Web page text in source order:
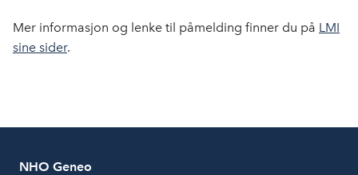
Mer informasjon og lenke til påmelding finner du på LMI
sine sider.
NHO Geneo